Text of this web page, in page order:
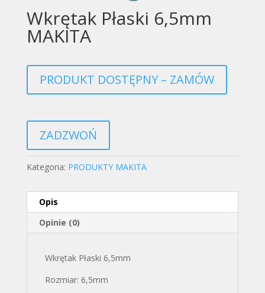
Wkrętak Płaski 6,5mm
MAKITA
PRODUKT DOSTĘPNY – ZAMÓW
ZADZWOŃ
Kategoria: PRODUKTY MAKITA
Opis
Opinie (0)
Wkrętak Płaski 6,5mm
Rozmiar: 6,5mm